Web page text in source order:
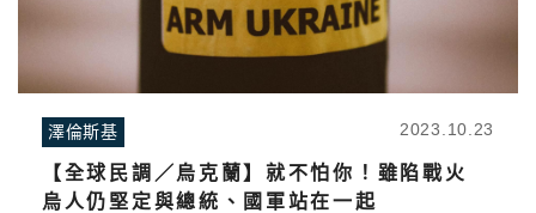
澤倫斯基 2023.10.23
【全球民調／烏克蘭】就不怕你！雖陷戰火
烏人仍堅定與總統、國軍站在一起